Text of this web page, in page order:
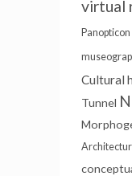
virtual
Panopticon
Cultural
Tunnel